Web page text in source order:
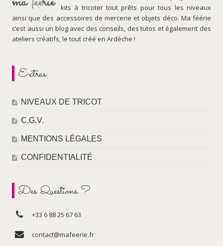
kits à tricoter tout prêts pour tous les niveaux
ainsi que des accessoires de mercerie et objets déco. Ma féérie
c’est aussi un blog avec des conseils, des tutos et également des
ateliers créatifs, le tout créé en Ardèche !
Extras
NIVEAUX DE TRICOT
C.G.V.
MENTIONS LÉGALES
CONFIDENTIALITÉ
Des Questions ?
+33 6 88 25 67 63
contact@mafeerie.fr